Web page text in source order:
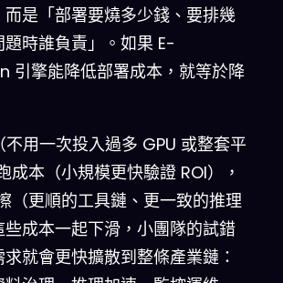
而是「部署要燒多少錢、要排幾
時誰負責」。如果 E-
引擎能降低部署成本，就等於降
不用一次投入過多 GPU 或整套平
成本（小規模更快驗證 ROI），
（更順的工具鏈、更一致的推理
成本一起下滑，小團隊的試錯
就會更快擴散到整條產業鏈：